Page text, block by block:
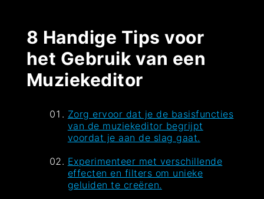
8 Handige Tips voor
het Gebruik van een
Muziekeditor
Zorg ervoor dat je de basisfuncties
van de muziekeditor begrijpt
voordat je aan de slag gaat.
Experimenteer met verschillende
effecten en filters om unieke
geluiden te creëren.